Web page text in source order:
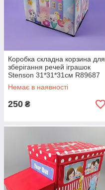
Коробка складна корзина для
зберігання речей іграшок
Stenson 31*31*31см R89687
блакитний колір
Немає в наявності
250 ₴